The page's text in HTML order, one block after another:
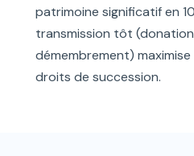
patrimoine significatif en
transmission tôt
démembrement)
droits de succession.